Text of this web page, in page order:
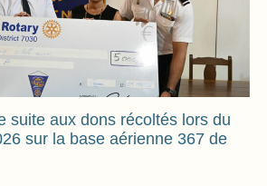
suite aux dons récoltés lors du
sur la base aérienne 367 de